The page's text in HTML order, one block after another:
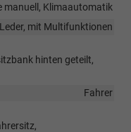
manuell, Klimaautomatik
mit Multifunktionen
hinten geteilt,
Fahrer